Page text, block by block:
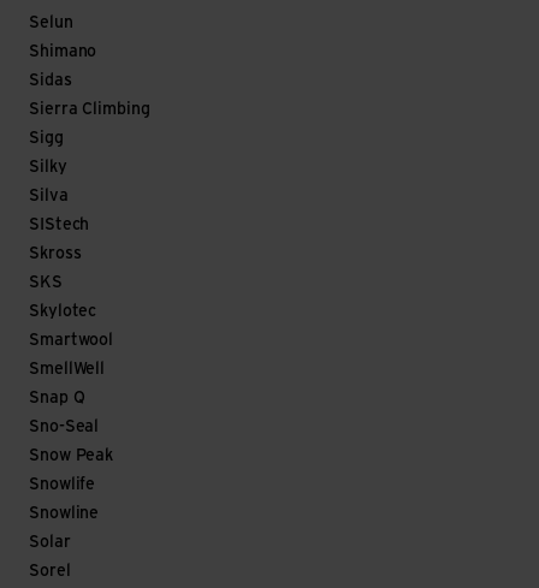
Selun
Shimano
Sidas
Sierra Climbing
Sigg
Silky
Silva
SIStech
Skross
SKS
Skylotec
Smartwool
SmellWell
Snap Q
Sno-Seal
Snow Peak
Snowlife
Snowline
Solar
Sorel